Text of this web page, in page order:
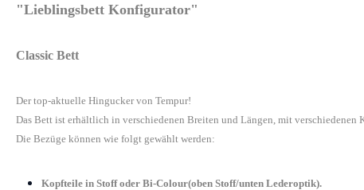
"Lieblingsbett Konfigurator"
Classic Bett
Der top-aktuelle Hingucker von Tempur!
Das Bett ist erhältlich in verschiedenen Breiten und Längen, mit
Die Bezüge können wie folgt gewählt werden:
Kopfteile in Stoff oder Bi-Colour(oben Stoff/unten Lederoptik).